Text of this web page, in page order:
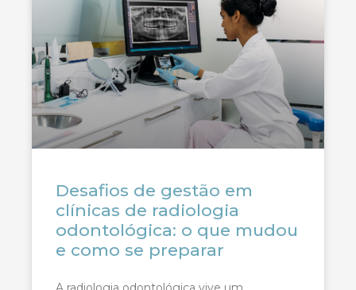
Desafios de gestão em
clínicas de radiologia
odontológica: o que mudou
e como se preparar